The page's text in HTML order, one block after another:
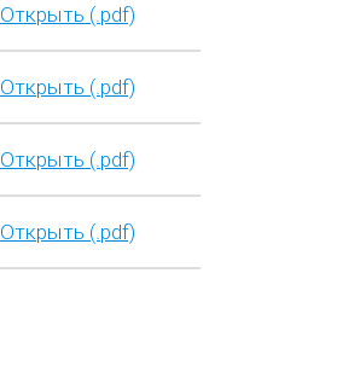
Открыть (.pdf)
Открыть (.pdf)
Открыть (.pdf)
Открыть (.pdf)